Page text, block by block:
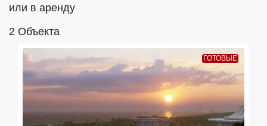
или в аренду
2 Oбъекта
ГОТОВЫЕ